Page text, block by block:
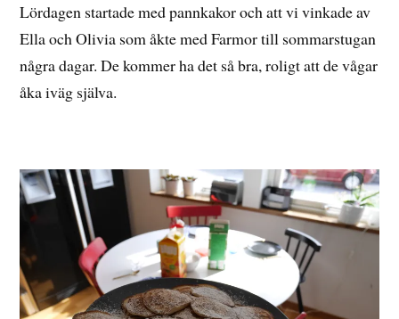
Lördagen startade med pannkakor och att vi vinkade av
Ella och Olivia som åkte med Farmor till sommarstugan
några dagar. De kommer ha det så bra, roligt att de vågar
åka iväg själva.